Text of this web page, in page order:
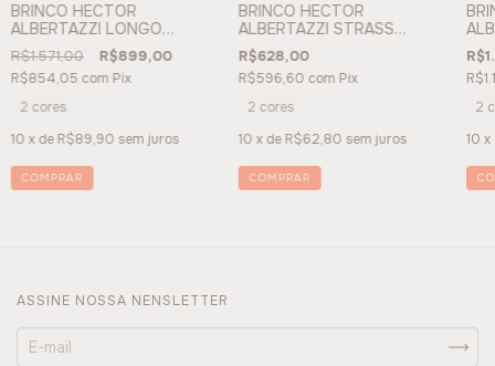
BRINCO HECTOR
ALBERTAZZI LONGO
SIRIUS - REF 178987
R$1.571,00 R$899,00
R$854,05 com Pix
2 cores
10 x deR$89,90 sem juros
COMPRAR
BRINCO HECTOR
ALBERTAZZI STRASS
SLIM REENCONTRO - REF
133173
R$628,00
R$596,60 com Pix
2 cores
10 x deR$62,80 sem juros
COMPRAR
2
10 x
ASSINE NOSSA NENSLETTER